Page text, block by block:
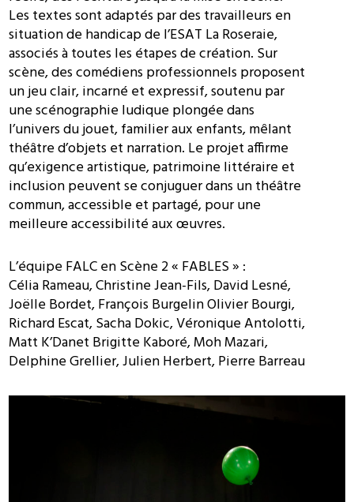
Les textes sont adaptés par des travailleurs en
situation de handicap de l’ESAT La Roseraie,
associés à toutes les étapes de création. Sur
scène, des comédiens professionnels proposent
un jeu clair, incarné et expressif, soutenu par
une scénographie ludique plongée dans
l’univers du jouet, familier aux enfants, mêlant
théâtre d’objets et narration. Le projet affirme
qu’exigence artistique, patrimoine littéraire et
inclusion peuvent se conjuguer dans un théâtre
commun, accessible et partagé, pour une
meilleure accessibilité aux œuvres.
L’équipe FALC en Scène 2 « FABLES » :
Célia Rameau, Christine Jean-Fils, David Lesné,
Joëlle Bordet, François Burgelin Olivier Bourgi,
Richard Escat, Sacha Dokic, Véronique Antolotti,
Matt K’Danet Brigitte Kaboré, Moh Mazari,
Delphine Grellier, Julien Herbert, Pierre Barreau